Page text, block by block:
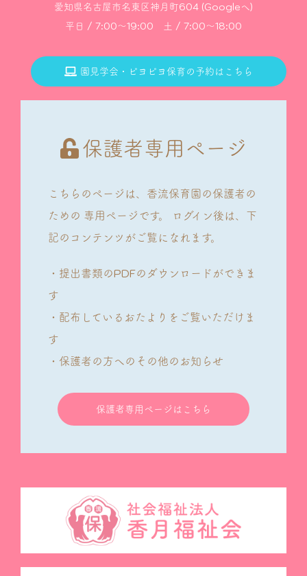
愛知県名古屋市名東区神月町604 (Googleへ)
平日 / 7:00～19:00 土 / 7:00～18:00
園見学会・ピヨピヨ保育の予約はこちら
保護者専用ページ
こちらのページは、香流保育園の保護者の
ための 専用ページです。
ログイン後は、下
記のコンテンツがご覧になれます。
・提出書類のPDFのダウンロードができま
す
・配布しているおたよりをご覧いただけま
す
・保護者の方へのその他のお知らせ
保護者専用ページはこちら